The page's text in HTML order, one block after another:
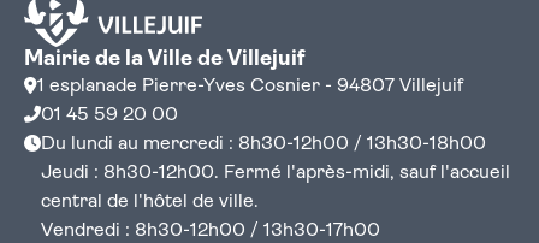
Mairie de la Ville de Villejuif
1 esplanade Pierre-Yves Cosnier - 94807 Villejuif
01 45 59 20 00
Du lundi au mercredi : 8h30-12h00 / 13h30-18h00
Jeudi : 8h30-12h00. Fermé l'après-midi, sauf l'accueil
central de l'hôtel de ville.
Vendredi : 8h30-12h00 / 13h30-17h00